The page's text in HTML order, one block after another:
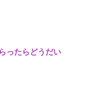
ったらどうだい